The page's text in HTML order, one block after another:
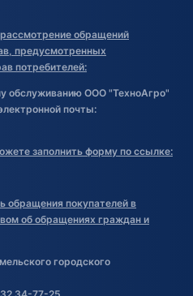
обращений
предусмотренных
потребителей:
обслуживанию ООО "ТехноАгро"
почты:
заполнить форму по ссылке:
обращения покупателей в
об обращениях граждан и
городского